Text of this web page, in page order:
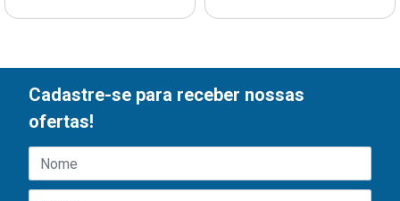
Cadastre-se para receber nossas
ofertas!